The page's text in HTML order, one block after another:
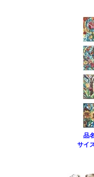
品
サイ